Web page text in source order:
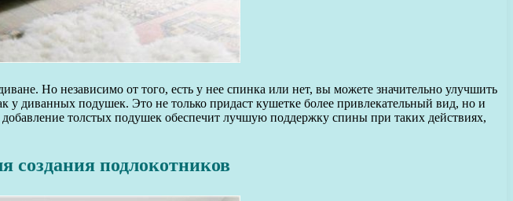
Но независимо от того, есть у нее спинка или нет, вы можете значительно улучшить
диванных подушек. Это не только придаст кушетке более привлекательный вид, но и
толстых подушек обеспечит лучшую поддержку спины при таких действиях,
создания подлокотников